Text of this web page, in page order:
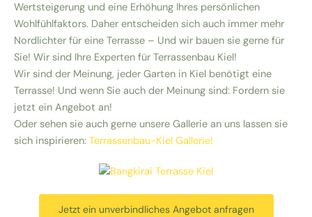
Wertsteigerung und eine Erhöhung Ihres persönlichen
Wohlfühlfaktors. Daher entscheiden sich auch immer mehr
Nordlichter für eine Terrasse – Und wir bauen sie gerne für
Sie! Wir sind Ihre Experten für Terrassenbau Kiel!
Wir sind der Meinung, jeder Garten in Kiel benötigt eine
Terrasse! Und wenn Sie auch der Meinung sind: Fordern sie
jetzt ein Angebot an!
Oder sehen sie auch gerne unsere Gallerie an uns lassen sie
sich inspirieren: Terrassenbau-Kiel Gallerie!
Jetzt ein unverbindliches Angebot anfragen